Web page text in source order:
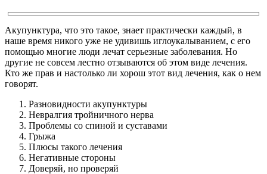
Акупунктура, что это такое, знает практически каждый, в
наше время никого уже не удивишь иглоукалыванием, с его
помощью многие люди лечат серьезные заболевания. Но
другие не совсем лестно отзываются об этом виде лечения.
Кто же прав и настолько ли хорош этот вид лечения, как о нем
говорят.
Разновидности акупунктуры
Невралгия тройничного нерва
Проблемы со спиной и суставами
Грыжа
Плюсы такого лечения
Негативные стороны
Доверяй, но проверяй